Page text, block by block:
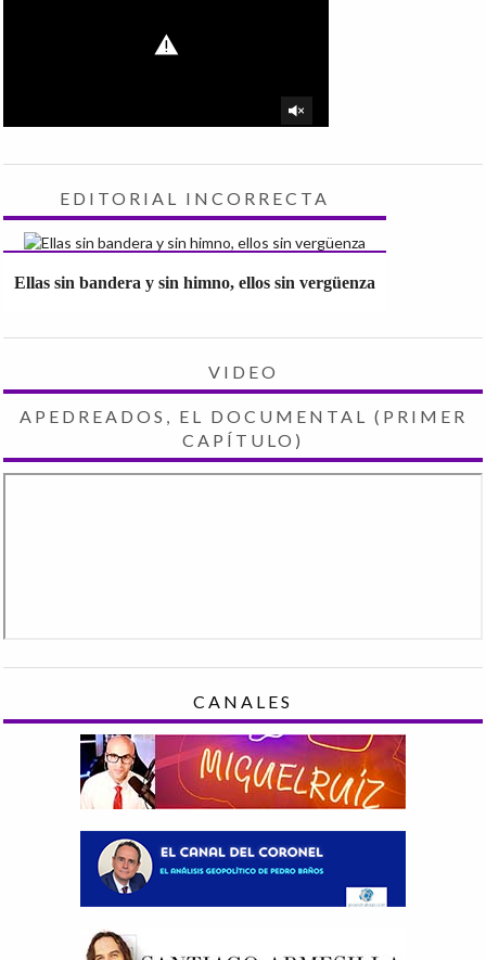
EDITORIAL INCORRECTA
Ellas sin bandera y sin himno, ellos sin vergüenza
VIDEO
APEDREADOS, EL DOCUMENTAL (PRIMER
CAPÍTULO)
CANALES